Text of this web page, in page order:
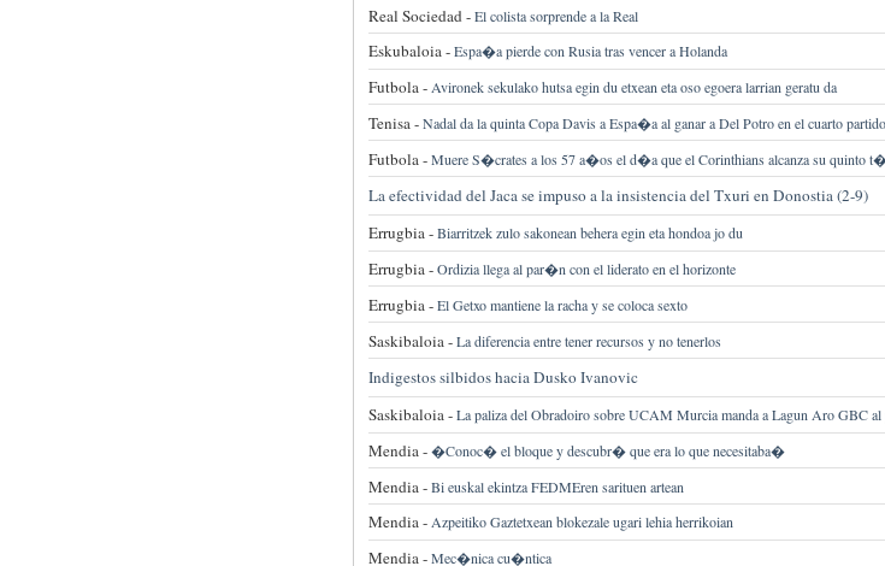
Real Sociedad -El colista sorprende a la Real
Eskubaloia -Espa�a pierde con Rusia tras vencer a Holanda
Futbola - Avironek sekulako hutsa egin du etxean eta oso egoera larrian geratu da
Tenisa -Nadal da la quinta Copa Davis a Espa�a al ganar a Del Potro en el cuarto partido
Futbola -Muere S�crates a los 57 a�os el d�a que el Corinthians alcanza su quinto
La efectividad del Jaca se impuso a la insistencia del Txuri en Donostia (2-9)
Errugbia -Biarritzek zulo sakonean behera egin eta hondoa jo du
Errugbia -Ordizia llega al par�n con el liderato en el horizonte
Errugbia -El Getxo mantiene la racha y se coloca sexto
Saskibaloia -La diferencia entre tener recursos y no tenerlos
Indigestos silbidos hacia Dusko Ivanovic
Saskibaloia -La paliza del Obradoiro sobre UCAM Murcia manda a Lagun Aro GBC al
Mendia -�Conoc� el bloque y descubr� que era lo que necesitaba�
Mendia -Bi euskal ekintza FEDMEren sarituen artean
Mendia -Azpeitiko Gaztetxean blokezale ugari lehia herrikoian
Mendia -Mec�nica cu�ntica